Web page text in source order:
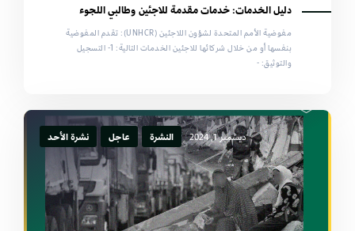
دليل الخدمات: خدمات مقدمة للاجئين وطالبي اللجوء
مفوضية الأمم المتحدة لشؤون اللاجئين (UNHCR): تقدم المفوضية
بنفسها أو من خلال شركائها للاجئين الخدمات التالية: 1- التسجيل
والتوثيق: -
ديسمبر 1, 2024 النشرة عاجل نشرة الأحد